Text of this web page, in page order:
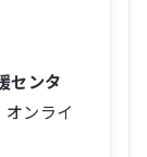
センタ
ンライ